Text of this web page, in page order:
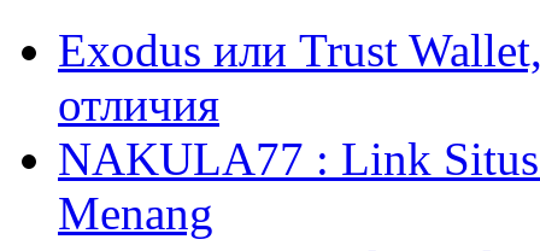
Exodus или Trust
отличия
NAKULA77 : Link Situs
Menang